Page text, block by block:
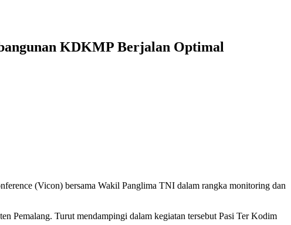
KDKMP Berjalan Optimal
(Vicon) bersama Wakil Panglima TNI dalam rangka monitoring dan
Pemalang. Turut mendampingi dalam kegiatan tersebut Pasi Ter Kodim